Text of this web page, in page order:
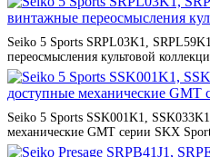
Seiko 5 Sports SRPL03K1,
переосмысления культовой
Seiko 5 Sports SSK001K1,
механические GMT серии SKX